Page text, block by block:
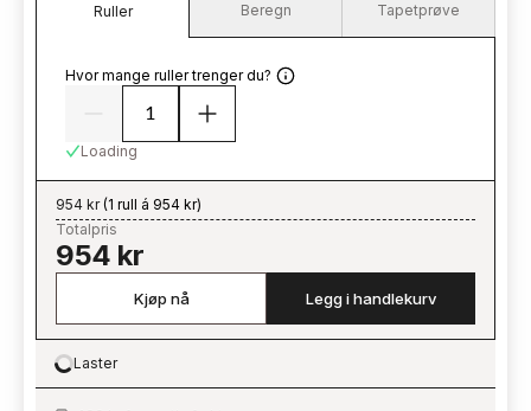
Ruller Beregn Tapetprøve
Hvor mange ruller trenger du?
Loading
954 kr(1 rull á 954 kr)
Totalpris
954 kr
Kjøp nå Legg i handlekurv
Loading…
Laster